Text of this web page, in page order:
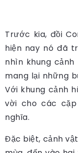
Trước kia, đồi
hiện nay nó đã
nhìn khung
mang lại những
Với khung cảnh
vời cho các
nghĩa.
Đặc biệt, cảnh